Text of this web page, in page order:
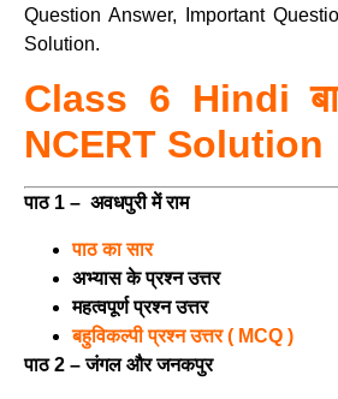
Question Answer, Important
Solution.
Class 6 Hindi
NCERT Solution
पाठ 1 – अवधपुरी में राम
पाठ का सार
अभ्यास के प्रश्न उत्तर
महत्वपूर्ण प्रश्न उत्तर
बहुविकल्पी प्रश्न उत्तर ( MCQ )
पाठ 2 – जंगल और जनकपुर